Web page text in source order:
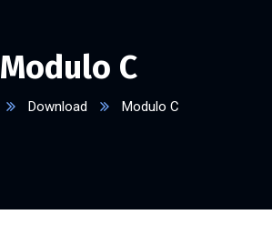
Modulo C
Download Modulo C